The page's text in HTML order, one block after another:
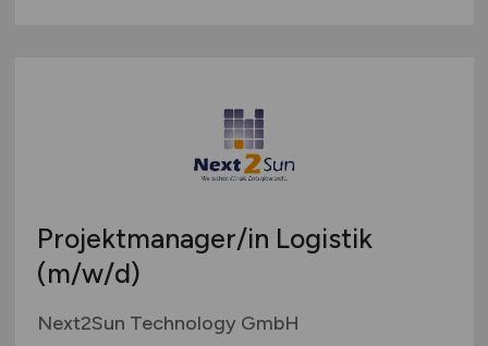
Projektmanager/in Logistik
(m/w/d)
Next2Sun Technology GmbH